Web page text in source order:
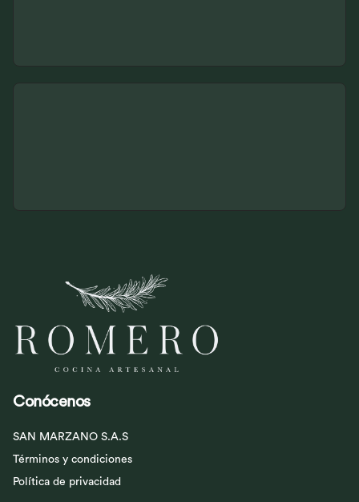
Conócenos
SAN MARZANO S.A.S
Términos y condiciones
Política de privacidad